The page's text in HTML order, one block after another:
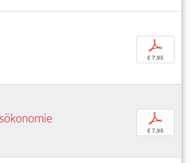
p
€ 7,95
p
€ 7,95